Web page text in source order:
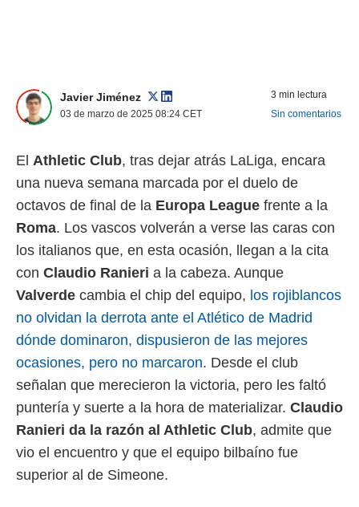
perfil
y
en
más
nuestra
de
disponible
cookies
aceptar
Javier Jiménez
03 de marzo de 2025 08:24 CET
3 min lectura
Sin comentarios
El Athletic Club, tras dejar atrás LaLiga, encara
una nueva semana marcada por el duelo de
octavos de final de la Europa League frente a la
Roma. Los vascos volverán a verse las caras con
los italianos que, en esta ocasión, llegan a la cita
con Claudio Ranieri a la cabeza. Aunque
Valverde cambia el chip del equipo, los rojiblancos
no olvidan la derrota ante el Atlético de Madrid
dónde dominaron, dispusieron de las mejores
ocasiones, pero no marcaron. Desde el club
señalan que merecieron la victoria, pero les faltó
puntería y suerte a la hora de materializar. Claudio
Ranieri da la razón al Athletic Club, admite que
vio el encuentro y que el equipo bilbaíno fue
superior al de Simeone.